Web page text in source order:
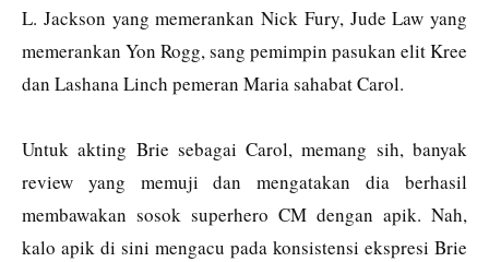
L. Jackson yang memerankan Nick Fury, Jude Law yang
memerankan Yon Rogg, sang pemimpin pasukan elit Kree
dan Lashana Linch pemeran Maria sahabat Carol.
Untuk akting Brie sebagai Carol, memang sih, banyak
review yang memuji dan mengatakan dia berhasil
membawakan sosok superhero CM dengan apik. Nah,
kalo apik di sini mengacu pada konsistensi ekspresi Brie